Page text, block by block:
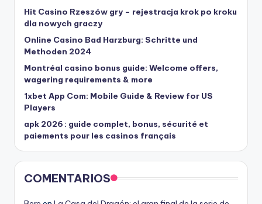
Hit Casino Rzeszów gry – rejestracja krok po kroku
dla nowych graczy
Online Casino Bad Harzburg: Schritte und
Methoden 2024
Montréal casino bonus guide: Welcome offers,
wagering requirements & more
1xbet App Com: Mobile Guide & Review for US
Players
apk 2026 : guide complet, bonus, sécurité et
paiements pour les casinos français
COMENTARIOS